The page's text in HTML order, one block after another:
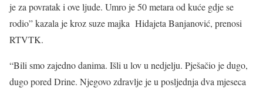
je za povratak i ove ljude. Umro je 50 metara od kuće gdje se
rodio” kazala je kroz suze majka Hidajeta Banjanović, prenosi
RTVTK.
“Bili smo zajedno danima. Išli u lov u nedjelju. Pješačio je dugo,
dugo pored Drine. Njegovo zdravlje je u posljednja dva mjeseca